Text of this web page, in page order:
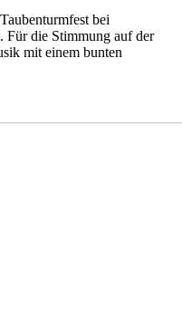
bei
Für die Stimmung auf der
mit einem bunten